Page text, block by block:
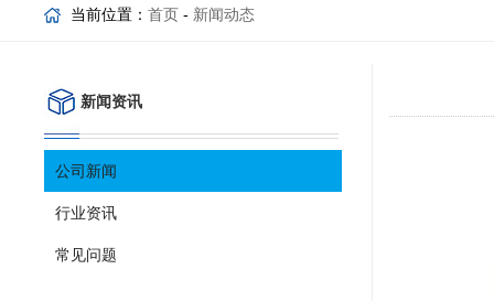
当前位置： 首页 - 新闻动态
新闻资讯
公司新闻
行业资讯
常见问题